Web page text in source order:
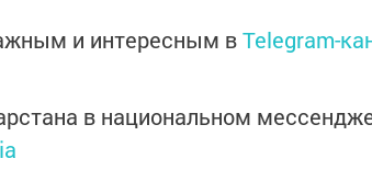
и интересным вTelegram-
в национальном